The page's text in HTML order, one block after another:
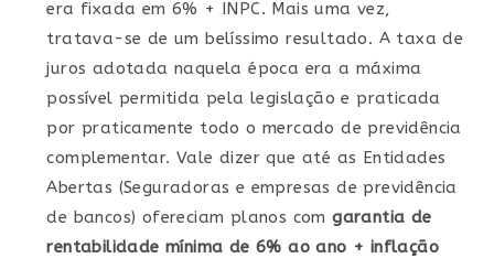
era fixada em 6% + INPC. Mais uma vez,
tratava-se de um belíssimo resultado. A taxa de
juros adotada naquela época era a máxima
possível permitida pela legislação e praticada
por praticamente todo o mercado de previdência
complementar. Vale dizer que até as Entidades
Abertas (Seguradoras e empresas de previdência
de bancos) ofereciam planos comgarantia de
rentabilidade mínima de 6% ao ano + inflação